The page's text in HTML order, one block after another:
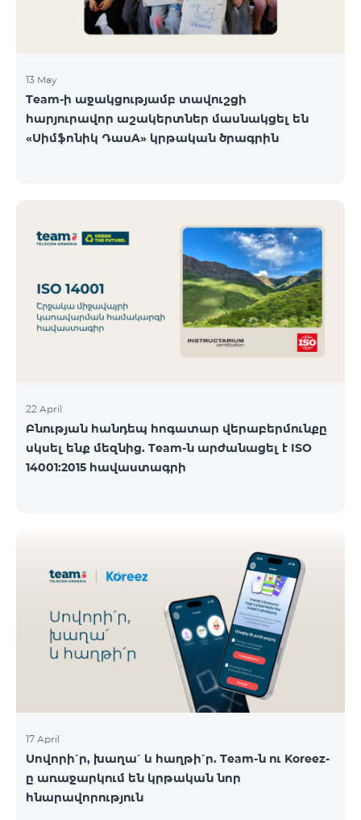
13 May
Team-ի աջակցությամբ տավուշցի
հարյուրավոր աշակերտներ մասնակցել են
«Սիմֆոնիկ ԴասA» կրթական ծրագրին
22 April
Բնության հանդեպ հոգատար վերաբերմունքը
սկսել ենք մեզնից. Team-ն արժանացել է ISO
14001:2015 հավաստագրի
17 April
Սովորի՛ր, խաղա՛ և հաղթի՛ր. Team-ն ու Koreez-
ը առաջարկում են կրթական նոր
հնարավորություն